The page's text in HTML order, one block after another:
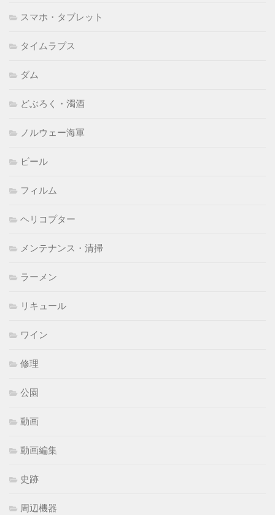
スマホ・タブレット
タイムラプス
ダム
どぶろく・濁酒
ノルウェー海軍
ビール
フィルム
ヘリコプター
メンテナンス・清掃
ラーメン
リキュール
ワイン
修理
公園
動画
動画編集
史跡
周辺機器